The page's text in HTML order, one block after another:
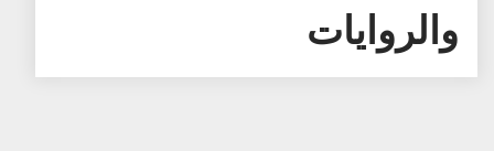
والروايات